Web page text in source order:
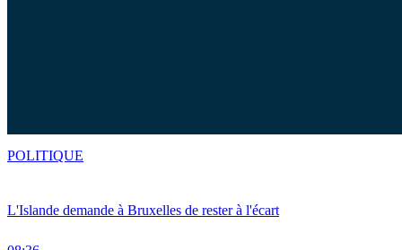
L'Islande demande à Bruxelles de rester à l'écart
POLITIQUE